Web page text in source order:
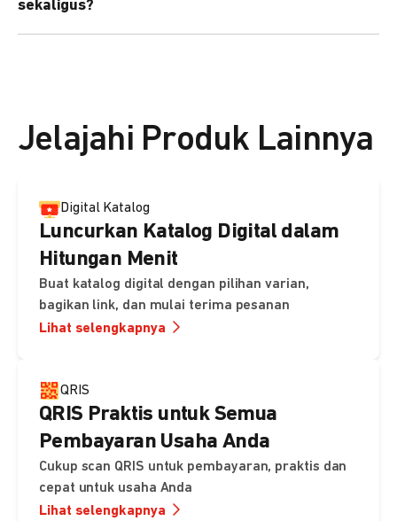
kebutuhan Anda.
sekaligus?
Jelajahi Produk Lainnya
Digital Katalog
Luncurkan Katalog Digital dalam
Hitungan Menit
Buat katalog digital dengan pilihan varian,
bagikan link, dan mulai terima pesanan
Lihat selengkapnya
QRIS
QRIS Praktis untuk Semua
Pembayaran Usaha Anda
Cukup scan QRIS untuk pembayaran, praktis dan
cepat untuk usaha Anda
Lihat selengkapnya